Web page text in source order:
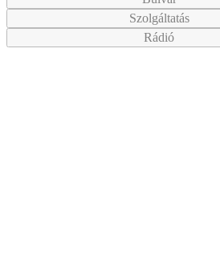
Szolgáltatás
Rádió